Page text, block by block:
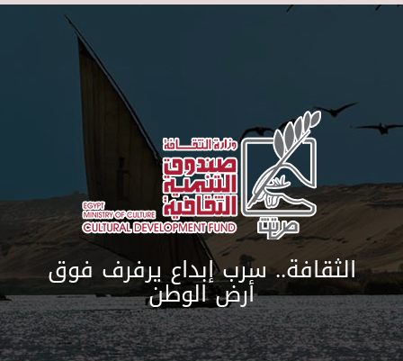
Skip to main content
الثقافة.. سرب إبداع يرفرف فوق
أرض الوطن